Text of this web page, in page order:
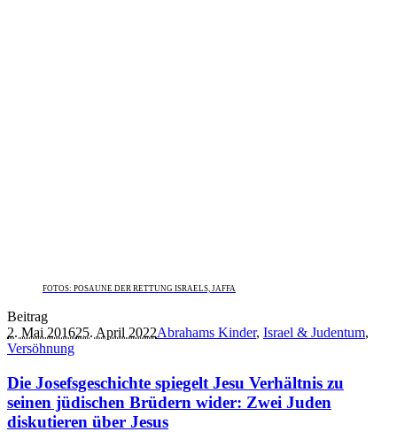
FOTOS: POSAUNE DER RETTUNG ISRAELS, JAFFA
Beitrag
2. Mai 201625. April 2022Abrahams Kinder, Israel & Judentum,
Versöhnung
Die Josefsgeschichte spiegelt Jesu Verhältnis zu
seinen jüdischen Brüdern wider: Zwei Juden
diskutieren über Jesus